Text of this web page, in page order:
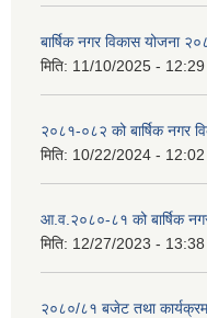
बार्षिक नगर विकास योजना
मिति: 11/10/2025 - 12:29
२०८१-०८२ को बार्षिक नगर
मिति: 10/22/2024 - 12:02
आ.व.२०८०-८१ को बार्षिक
मिति: 12/27/2023 - 13:38
२०८०/८१ बजेट तथा कार्यक्रम